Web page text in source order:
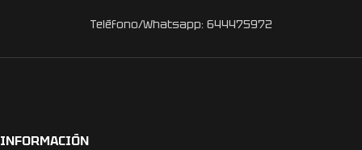
Teléfono/Whatsapp: 644475972
INFORMACIÓN